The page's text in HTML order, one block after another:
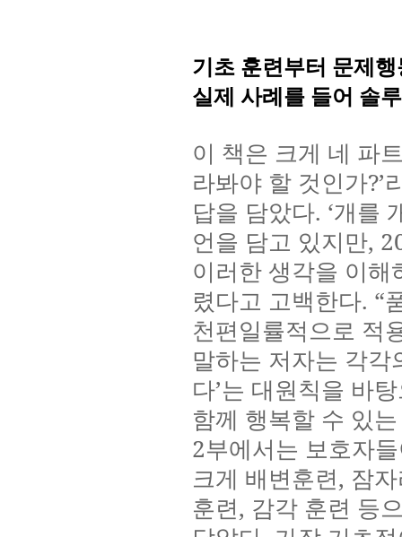
기초 훈련부터 문제
실제 사례를 들어 솔
이 책은 크게 네 파
라봐야 할 것인가?’
답을 담았다. ‘개를
언을 담고 있지만,
이러한 생각을 이
렸다고 고백한다. “
천편일률적으로 적
말하는 저자는 각각
다’는 대원칙을 바
함께 행복할 수 있
2부에서는 보호자
크게 배변훈련, 잠
훈련, 감각 훈련 등